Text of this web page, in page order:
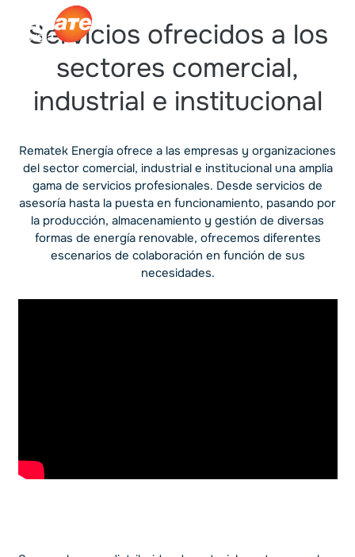
Servicios ofrecidos a los
sectores comercial,
industrial e institucional
Rematek Energía ofrece a las empresas y organizaciones
del sector comercial, industrial e institucional una amplia
gama de servicios profesionales. Desde servicios de
asesoría hasta la puesta en funcionamiento, pasando por
la producción, almacenamiento y gestión de diversas
formas de energía renovable, ofrecemos diferentes
escenarios de colaboración en función de sus
necesidades.